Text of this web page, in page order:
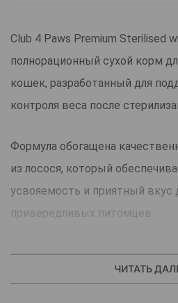
Club 4 Paws Premium Sterilised
полнорационный сухой корм
кошек, разработанный для
контроля веса после
Формула обогащена
из лосося, который
усвояемость и приятный вкус
привередливых питомцев.
мочевыводительной системы
оптимальному
ЧИТАТЬ